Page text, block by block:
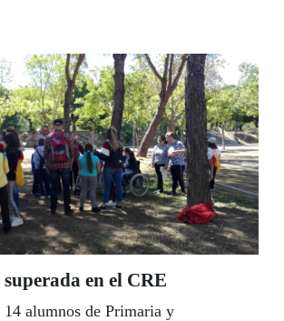
Córdoba, Cádiz y Málaga,
jóvenes.
en el CRE
alumnos de Primaria y